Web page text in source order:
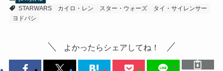
STARWARS
カイロ・レン スター・ウォーズ
タイ・サイレンサー
ヨドバシ
よかったらシェアしてね！